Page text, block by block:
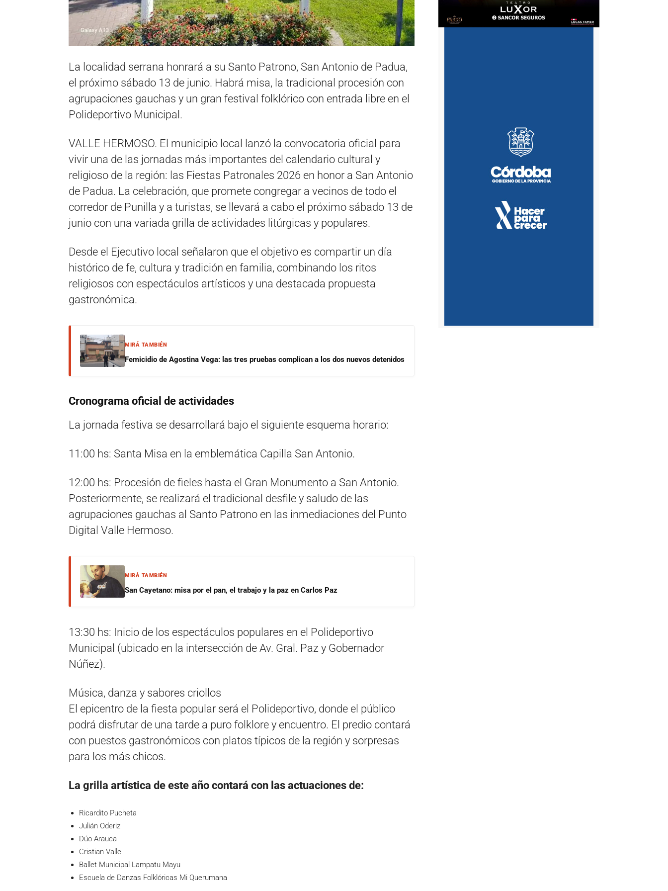
La localidad serrana honrará a su Santo Patrono, San Antonio de Padua,
el próximo sábado 13 de junio. Habrá misa, la tradicional procesión con
agrupaciones gauchas y un gran festival folklórico con entrada libre en el
Polideportivo Municipal.
VALLE HERMOSO. El municipio local lanzó la convocatoria oficial para
vivir una de las jornadas más importantes del calendario cultural y
religioso de la región: las Fiestas Patronales 2026 en honor a San Antonio
de Padua. La celebración, que promete congregar a vecinos de todo el
corredor de Punilla y a turistas, se llevará a cabo el próximo sábado 13 de
junio con una variada grilla de actividades litúrgicas y populares.
Desde el Ejecutivo local señalaron que el objetivo es compartir un día
histórico de fe, cultura y tradición en familia, combinando los ritos
religiosos con espectáculos artísticos y una destacada propuesta
gastronómica.
MIRÁ TAMBIÉN
Femicidio de Agostina Vega: las tres pruebas complican a los dos nuevos detenidos
Cronograma oficial de actividades
La jornada festiva se desarrollará bajo el siguiente esquema horario:
11:00 hs: Santa Misa en la emblemática Capilla San Antonio.
12:00 hs: Procesión de fieles hasta el Gran Monumento a San Antonio.
Posteriormente, se realizará el tradicional desfile y saludo de las
agrupaciones gauchas al Santo Patrono en las inmediaciones del Punto
Digital Valle Hermoso.
MIRÁ TAMBIÉN
San Cayetano: misa por el pan, el trabajo y la paz en Carlos Paz
13:30 hs: Inicio de los espectáculos populares en el Polideportivo
Municipal (ubicado en la intersección de Av. Gral. Paz y Gobernador
Núñez).
Música, danza y sabores criollos
El epicentro de la fiesta popular será el Polideportivo, donde el público
podrá disfrutar de una tarde a puro folklore y encuentro. El predio contará
con puestos gastronómicos con platos típicos de la región y sorpresas
para los más chicos.
La grilla artística de este año contará con las actuaciones de:
Ricardito Pucheta
Julián Oderiz
Dúo Arauca
Cristian Valle
Ballet Municipal Lampatu Mayu
Escuela de Danzas Folklóricas Mi Querumana